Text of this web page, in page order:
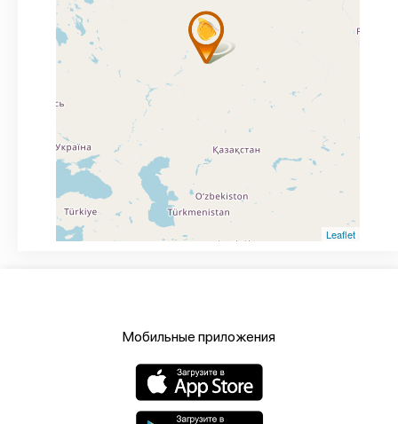
Leaflet
Мобильные приложения